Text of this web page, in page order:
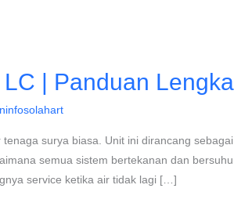
| Panduan
surya biasa. Unit ini dirancang
semua sistem bertekanan dan
service ketika air tidak lagi […]